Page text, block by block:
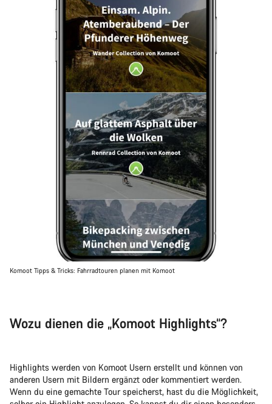
Komoot Tipps & Tricks: Fahrradtouren planen mit Komoot
Wozu dienen die „Komoot Highlights“?
Highlights werden von Komoot Usern erstellt und können von
anderen Usern mit Bildern ergänzt oder kommentiert werden.
Wenn du eine gemachte Tour speicherst, hast du die Möglichkeit,